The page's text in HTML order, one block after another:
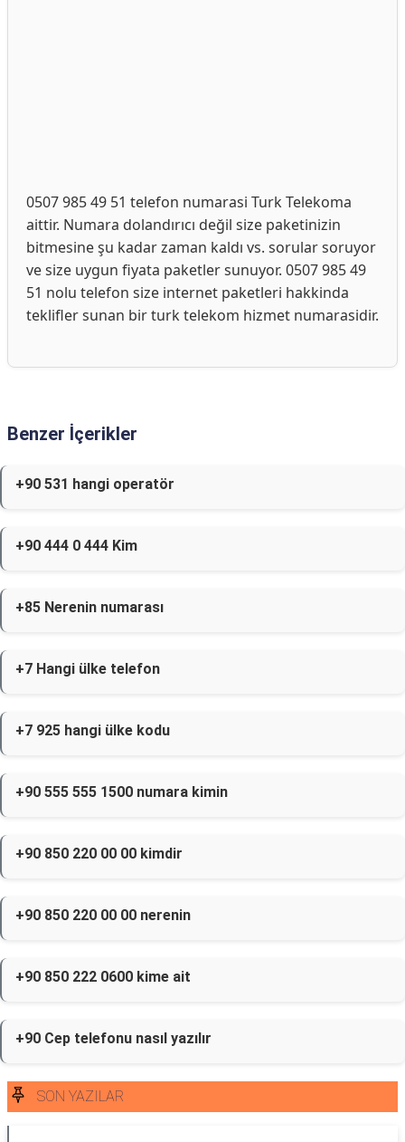
0507 985 49 51 telefon numarasi Turk Telekoma
aittir. Numara dolandırıcı değil size paketinizin
bitmesine şu kadar zaman kaldı vs. sorular soruyor
ve size uygun fiyata paketler sunuyor. 0507 985 49
51 nolu telefon size internet paketleri hakkinda
teklifler sunan bir turk telekom hizmet numarasidir.
Benzer İçerikler
+90 531 hangi operatör
+90 444 0 444 Kim
+85 Nerenin numarası
+7 Hangi ülke telefon
+7 925 hangi ülke kodu
+90 555 555 1500 numara kimin
+90 850 220 00 00 kimdir
+90 850 220 00 00 nerenin
+90 850 222 0600 kime ait
+90 Cep telefonu nasıl yazılır
SON YAZILAR